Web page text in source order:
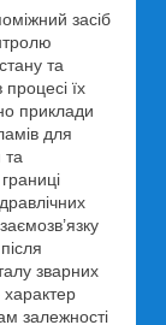
засіб
та
їх
приклади
для
та
зварних
залежності